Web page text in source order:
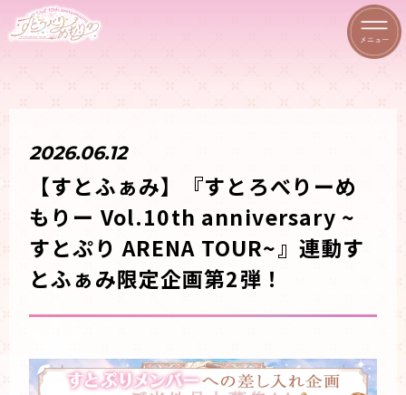
2026.06.12
【すとふぁみ】『すとろべりーめ
もりー Vol.10th anniversary ~
すとぷり ARENA TOUR~』連動す
とふぁみ限定企画第2弾！